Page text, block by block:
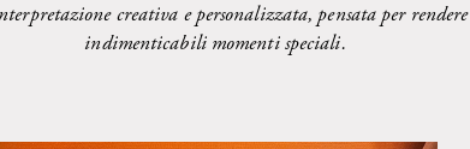
creativa e personalizzata, pensata per rendere
indimenticabili momenti speciali.